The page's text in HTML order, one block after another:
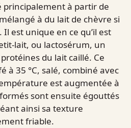
principalement à partir de
à du lait de chèvre si
est unique en ce qu’il est
lait, ou lactosérum, un
du lait caillé. Ce
à 35 °C, salé, combiné avec
est augmentée à
sont ensuite égouttés
ainsi sa texture
friable.